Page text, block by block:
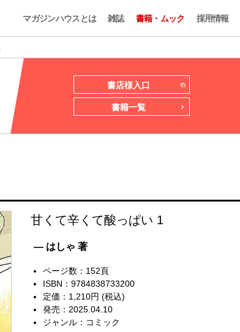
マガジンハウスとは 雑誌 書籍・ムック 採用情報
書店様入口
書籍一覧
甘くて辛くて酸っぱい 1
— はしゃ 著
ページ数：152頁
ISBN：9784838733200
定価：1,210円 (税込)
発売：2025.04.10
ジャンル： コミック